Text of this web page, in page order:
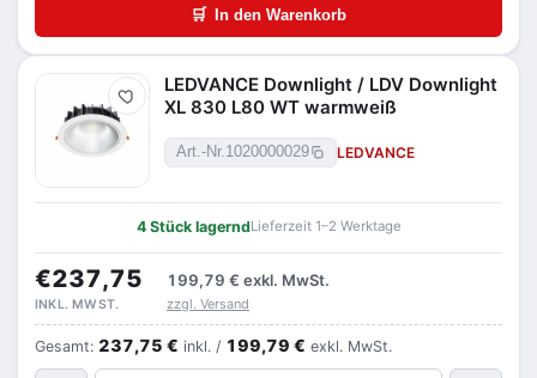
🛒 In den Warenkorb
Merken
LEDVANCE Downlight / LDV Downlight
XL 830 L80 WT warmweiß
Art.-Nr.1020000029 LEDVANCE
4 Stück lagerndLieferzeit 1–2 Werktage
€237,75 199,79 € exkl. MwSt.
INKL. MWST. zzgl. Versand
Gesamt: 237,75 € inkl. / 199,79 € exkl. MwSt.